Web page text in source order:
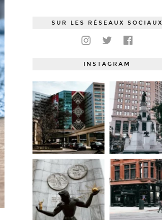
SUR LES RÉSEAUX SOCIAUX
INSTAGRAM